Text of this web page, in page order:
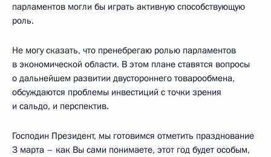
парламентов могли бы играть активную способствующую
роль.
Не могу сказать, что пренебрегаю ролью парламентов
в экономической области. В этом плане ставятся вопросы
о дальнейшем развитии двустороннего товарообмена,
обсуждаются проблемы инвестиций с точки зрения
и сальдо, и перспектив.
Господин Президент, мы готовимся отметить празднование
3 марта – как Вы сами понимаете, этот год будет особым,